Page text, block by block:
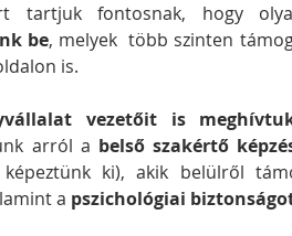
tartjuk fontosnak, hogy
be, melyek  több szinten
is.
vezetőit is
arról a belső szakértő
ki), akik belülről
a pszichológiai